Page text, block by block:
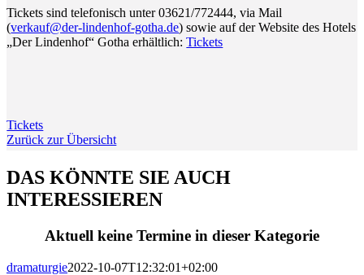
Tickets sind telefonisch unter 03621/772444, via Mail
(verkauf@der-lindenhof-gotha.de) sowie auf der Website des Hotels
„Der Lindenhof“ Gotha erhältlich:Tickets
Tickets
Zurück zur Übersicht
DAS KÖNNTE SIE AUCH
INTERESSIEREN
Aktuell keine Termine in dieser Kategorie
dramaturgie2022-10-07T12:32:01+02:00